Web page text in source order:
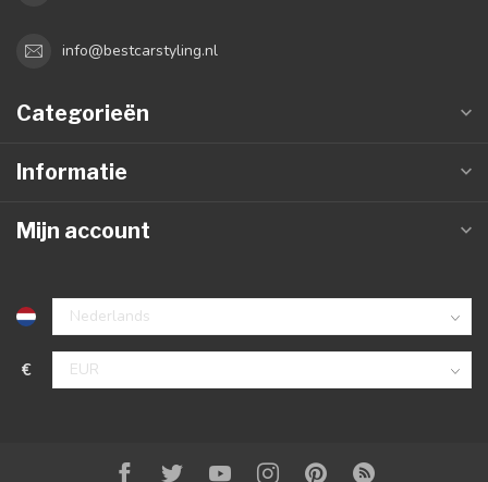
info@bestcarstyling.nl
Categorieën
Informatie
Mijn account
€